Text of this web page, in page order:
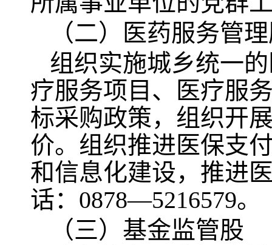
（二）医药服务管
组织实施城乡统一
疗服务项目、医疗服
标采购政策，组织开
价。组织推进医保支
和信息化建设，推进
话：0878—5216579。
（三）基金监管股